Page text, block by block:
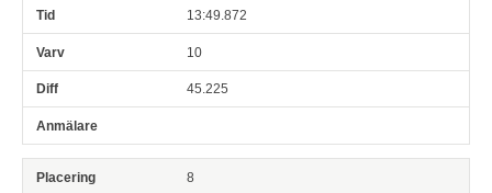
13:49.872
10
45.225
8